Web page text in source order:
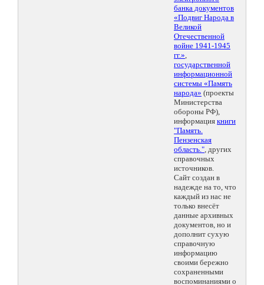
банка документов
«Подвиг Народа в
Великой
Отечественной
войне 1941-1945
гг.»,
государственной
информационной
системы «Память
народа» (проекты
Министерства
обороны РФ),
информация книги
"Память.
Пензенская
область.", других
справочных
источников.
Сайт создан в
надежде на то, что
каждый из нас не
только внесёт
данные архивных
документов, но и
дополнит сухую
справочную
информацию
своими бережно
сохраненными
воспоминаниями о